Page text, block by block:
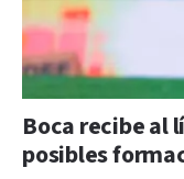
Boca recibe al
posibles